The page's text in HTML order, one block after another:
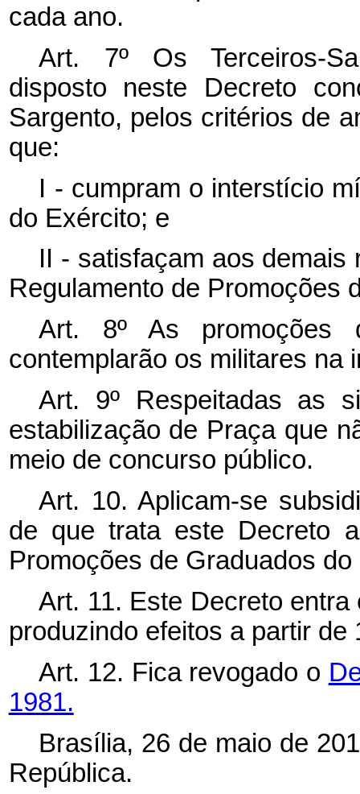
cada ano.
Art. 7º Os Terceiros-
disposto neste Decreto
Sargento, pelos critérios de
que:
I - cumpram o interstício
do Exército; e
II - satisfaçam aos
Regulamento de Promoções
Art. 8º As promoções
contemplarão os militares na
Art. 9º Respeitadas as
estabilização de Praça que
meio de concurso público.
Art. 10. Aplicam-se
de que trata este Decreto
Promoções de Graduados
Art. 11. Este Decreto
produzindo efeitos a partir de
Art. 12. Fica revogado o
1981.
Brasília, 26 de maio de
República.